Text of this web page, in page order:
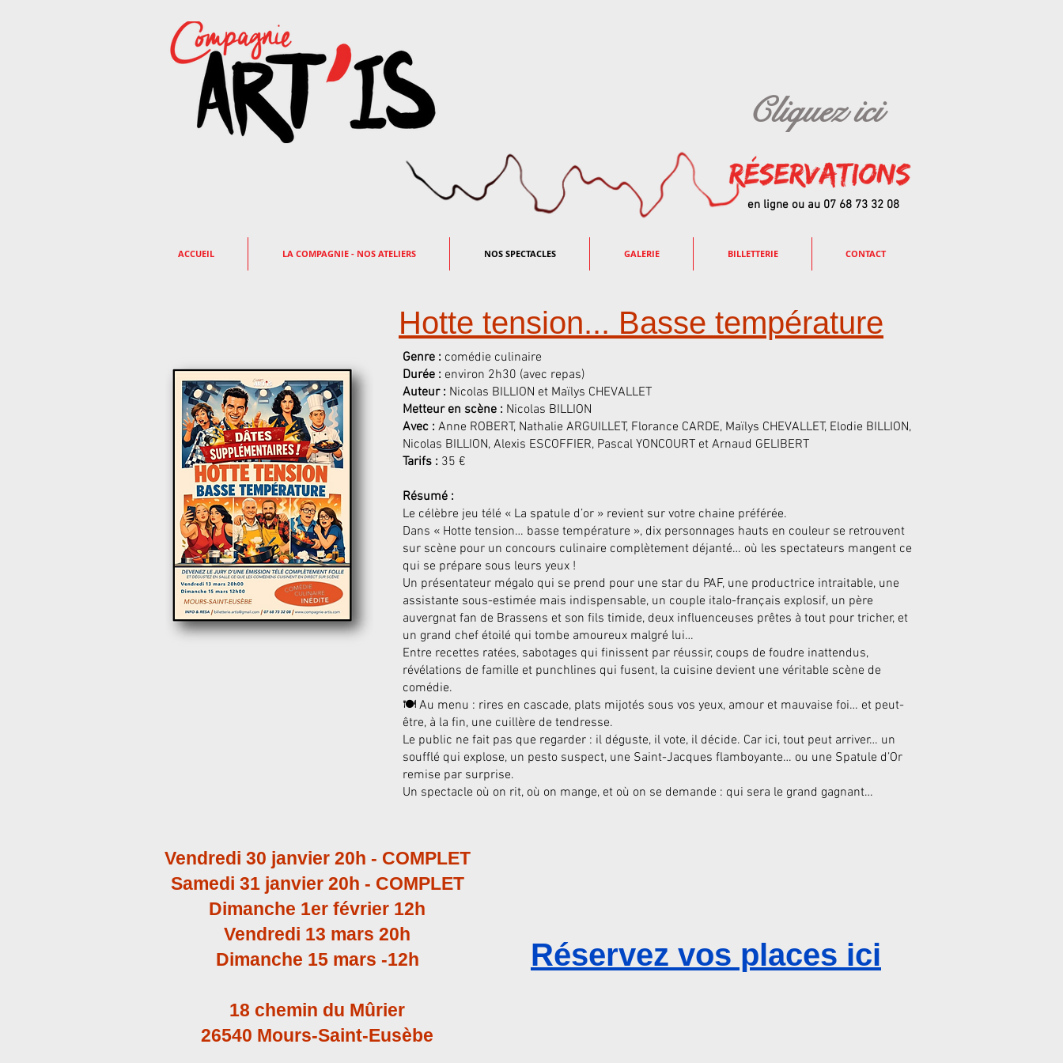
Cliquez ici
en ligne ou au 07 68 73 32 08
ACCUEIL LA COMPAGNIE - NOS ATELIERS NOS SPECTACLES GALERIE BILLETTERIE CONTACT
Hotte tension... Basse température
Genre : comédie culinaire
Durée : environ 2h30 (avec repas)
Auteur : Nicolas BILLION et Maïlys CHEVALLET
Metteur en scène : Nicolas BILLION
Avec : Anne ROBERT, Nathalie ARGUILLET, Florance CARDE, Maïlys CHEVALLET, Elodie BILLION,
Nicolas BILLION, Alexis ESCOFFIER, Pascal YONCOURT et Arnaud GELIBERT
Tarifs : 35 €
Résumé :
Le célèbre jeu télé « La spatule d’or » revient sur votre chaine préférée.
Dans « Hotte tension… basse température », dix personnages hauts en couleur se retrouvent
sur scène pour un concours culinaire complètement déjanté… où les spectateurs mangent ce
qui se prépare sous leurs yeux !
Un présentateur mégalo qui se prend pour une star du PAF, une productrice intraitable, une
assistante sous-estimée mais indispensable, un couple italo-français explosif, un père
auvergnat fan de Brassens et son fils timide, deux influenceuses prêtes à tout pour tricher, et
un grand chef étoilé qui tombe amoureux malgré lui…
Entre recettes ratées, sabotages qui finissent par réussir, coups de foudre inattendus,
révélations de famille et punchlines qui fusent, la cuisine devient une véritable scène de
comédie.
🍽️ Au menu : rires en cascade, plats mijotés sous vos yeux, amour et mauvaise foi… et peut-
être, à la fin, une cuillère de tendresse.
Le public ne fait pas que regarder : il déguste, il vote, il décide. Car ici, tout peut arriver… un
soufflé qui explose, un pesto suspect, une Saint-Jacques flamboyante… ou une Spatule d’Or
remise par surprise.
Un spectacle où on rit, où on mange, et où on se demande : qui sera le grand gagnant…
Vendredi 30 janvier 20h - COMPLET
Samedi 31 janvier 20h - COMPLET
Dimanche 1er février 12h
Vendredi 13 mars 20h
Dimanche 15 mars -12h
18 chemin du Mûrier
26540 Mours-Saint-Eusèbe
Réservez vos places ici